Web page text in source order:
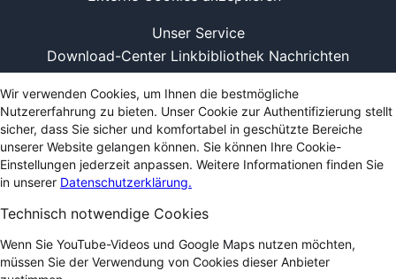
Unser Service
Download-Center Linkbibliothek Nachrichten
Wir verwenden Cookies, um Ihnen die bestmögliche
Nutzererfahrung zu bieten. Unser Cookie zur Authentifizierung stellt
sicher, dass Sie sicher und komfortabel in geschützte Bereiche
unserer Website gelangen können. Sie können Ihre Cookie-
Einstellungen jederzeit anpassen. Weitere Informationen finden Sie
in unserer Datenschutzerklärung.
Technisch notwendige Cookies
Wenn Sie YouTube-Videos und Google Maps nutzen möchten,
müssen Sie der Verwendung von Cookies dieser Anbieter